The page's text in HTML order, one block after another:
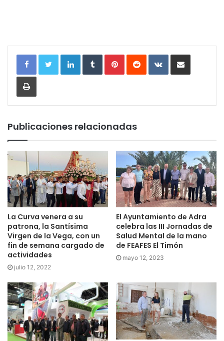
LinkedInTumblrPinterestReddit VKontakteCompartir por correo
Imprimir
Publicaciones relacionadas
La Curva venera a su
patrona, la Santísima
Virgen de la Vega, con un
fin de semana cargado de
actividades
julio 12, 2022
El Ayuntamiento de Adra
celebra las III Jornadas de
Salud Mental de la mano
de FEAFES El Timón
mayo 12, 2023